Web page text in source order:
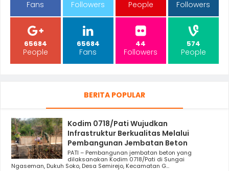
Fans Followers People Followers
65684
People
65684
Fans
44
Followers
574
People
BERITA POPULAR
Kodim 0718/Pati Wujudkan
Infrastruktur Berkualitas Melalui
Pembangunan Jembatan Beton
PATI – Pembangunan jembatan beton yang
dilaksanakan Kodim 0718/Pati di Sungai
Ngaseman, Dukuh Soko, Desa Semirejo, Kecamatan G...